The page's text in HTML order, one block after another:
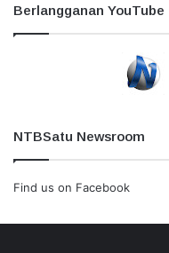
Berlangganan YouTube
NTBSatu Newsroom
Find us on Facebook